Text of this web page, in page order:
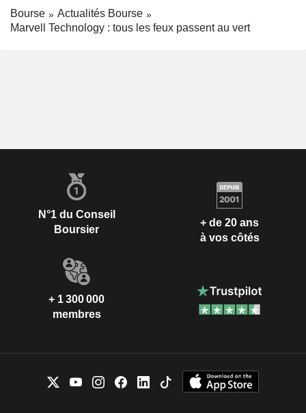
Bourse
Actualités Bourse
Marvell Technology : tous les feux passent au vert
N°1 du Conseil
Boursier
+ de 20 ans
à vos côtés
+ 1 300 000
membres